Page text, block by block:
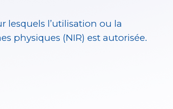
lesquels l’utilisation ou la
physiques (NIR) est autorisée.